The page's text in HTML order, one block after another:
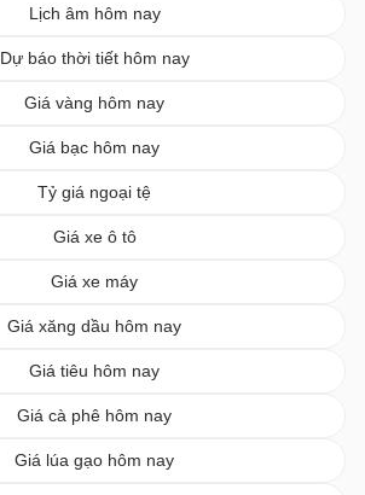
Lịch âm hôm nay
Dự báo thời tiết hôm nay
Giá vàng hôm nay
Giá bạc hôm nay
Tỷ giá ngoại tệ
Giá xe ô tô
Giá xe máy
Giá xăng dầu hôm nay
Giá tiêu hôm nay
Giá cà phê hôm nay
Giá lúa gạo hôm nay